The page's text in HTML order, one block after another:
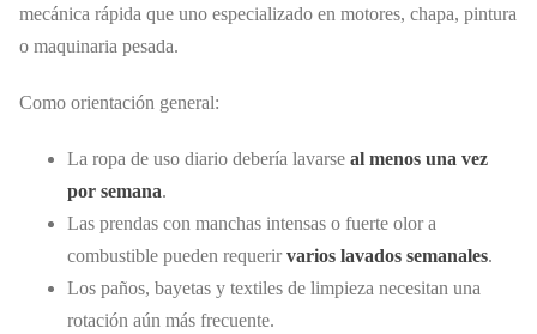
mecánica rápida que uno especializado en motores, chapa, pintura
o maquinaria pesada.
Como orientación general:
La ropa de uso diario debería lavarse al menos una vez
por semana.
Las prendas con manchas intensas o fuerte olor a
combustible pueden requerirvarios lavados semanales.
Los paños, bayetas y textiles de limpieza necesitan una
rotación aún más frecuente.